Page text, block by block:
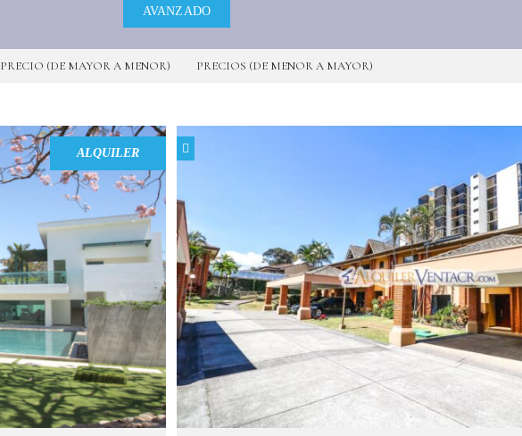
AVANZADO
PRECIO (DE MAYOR A MENOR) PRECIOS (DE MENOR A MAYOR)
ALQUILER